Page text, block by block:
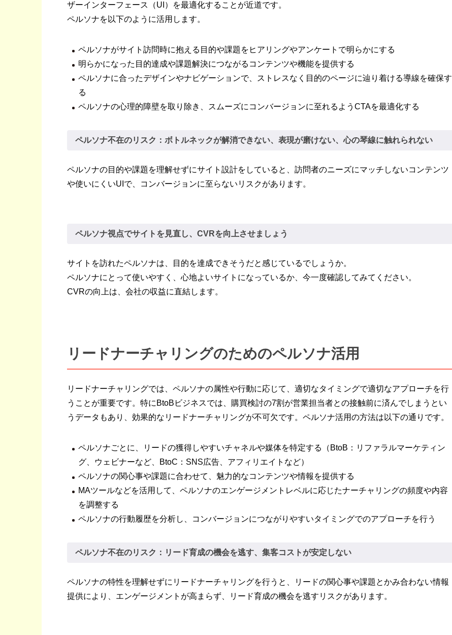
ザーインターフェース（UI）を最適化することが近道です。
ペルソナを以下のように活用します。
ペルソナがサイト訪問時に抱える目的や課題をヒアリングやアンケートで明らかにする
明らかになった目的達成や課題解決につながるコンテンツや機能を提供する
ペルソナに合ったデザインやナビゲーションで、ストレスなく目的のページに辿り着ける導線を確保す
る
ペルソナの心理的障壁を取り除き、スムーズにコンバージョンに至れるようCTAを最適化する
ペルソナ不在のリスク：ボトルネックが解消できない、表現が磨けない、心の琴線に触れられない
ペルソナの目的や課題を理解せずにサイト設計をしていると、訪問者のニーズにマッチしないコンテンツ
や使いにくいUIで、コンバージョンに至らないリスクがあります。
ペルソナ視点でサイトを見直し、CVRを向上させましょう
サイトを訪れたペルソナは、目的を達成できそうだと感じているでしょうか。
ペルソナにとって使いやすく、心地よいサイトになっているか、今一度確認してみてください。
CVRの向上は、会社の収益に直結します。
リードナーチャリングのためのペルソナ活用
リードナーチャリングでは、ペルソナの属性や行動に応じて、適切なタイミングで適切なアプローチを行
うことが重要です。特にBtoBビジネスでは、購買検討の7割が営業担当者との接触前に済んでしまうとい
うデータもあり、効果的なリードナーチャリングが不可欠です。ペルソナ活用の方法は以下の通りです。
ペルソナごとに、リードの獲得しやすいチャネルや媒体を特定する（BtoB：リファラルマーケティン
グ、ウェビナーなど、BtoC：SNS広告、アフィリエイトなど）
ペルソナの関心事や課題に合わせて、魅力的なコンテンツや情報を提供する
MAツールなどを活用して、ペルソナのエンゲージメントレベルに応じたナーチャリングの頻度や内容
を調整する
ペルソナの行動履歴を分析し、コンバージョンにつながりやすいタイミングでのアプローチを行う
ペルソナ不在のリスク：リード育成の機会を逃す、集客コストが安定しない
ペルソナの特性を理解せずにリードナーチャリングを行うと、リードの関心事や課題とかみ合わない情報
提供により、エンゲージメントが高まらず、リード育成の機会を逃すリスクがあります。